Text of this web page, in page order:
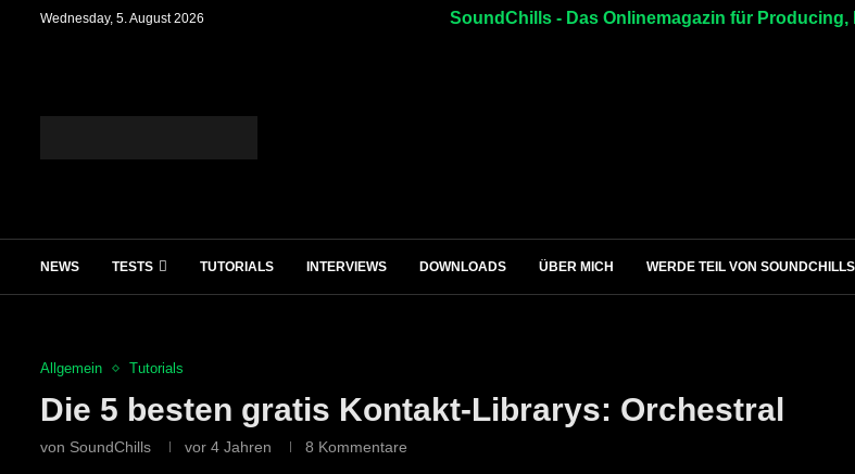
Wednesday, 5. August 2026 SoundChills - Das Onlinemagazin für Producing,
NEWS TESTS TUTORIALS INTERVIEWS DOWNLOADS ÜBER MICH WERDE TEIL VON SOUNDCHILLS
Allgemein Tutorials
Die 5 besten gratis Kontakt-Librarys: Orchestral
von SoundChills vor 4 Jahren 8 Kommentare